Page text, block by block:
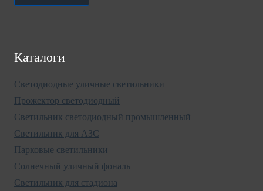
Каталоги
Светодиодные уличные светильники
Прожектор светодиодный
Светильник светодиодный промышленный
Светильник для АЗС
Парковые светильники
Солнечный уличный фональ
Светильник для стадиона